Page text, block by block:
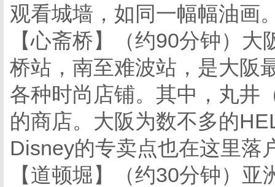
观看城墙，如同一幅幅油画
【心斋桥】（约90分钟）
桥站，南至难波站，是大阪
各种时尚店铺。其中，丸井
的商店。大阪为数不多的
Disney的专卖点也在这里落
【道顿堀】（约30分钟）